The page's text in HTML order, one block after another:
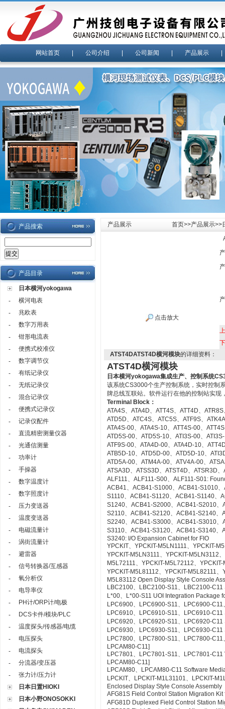
网站首页 公司介绍 公司新闻 产品展示
产品搜索
产品目录
日本横河yokogawa
-
横河电表
-
兆欧表
-
数字万用表
-
钳形电流表
-
便携式校准仪
-
数字调节仪
-
有纸记录仪
-
无纸记录仪
-
混合记录仪
-
便携式记录仪
-
记录仪配件
-
直流精密测量仪器
-
光通信测量
-
功率计
-
手操器
-
数字温度计
-
数字照度计
-
压力变送器
-
温度变送器
-
电磁流量计
-
涡街流量计
-
避雷器
-
信号转换器/互感器
-
氧分析仪
-
电导率仪
-
PH计/ORP计/电极
-
DCS卡件/模块/PLC
-
温度探头/传感器/电缆
-
电压探头
-
电流探头
-
分流器/变压器
-
张力计/压力计
日本日置HIOKI
日本小野ONOSOKKI
产品展示 首页>>产品展示>>
点击放大
ATST4DATST4D横河模块的详细资料：
ATST4D横河模块
日本横河yokogawa集成生产、控制系统
该系统CS3000个生产控制系统，实时控制
牌总线互联站。软件运行在他的控制站实
Terminal Block：
ATA4S、ATA4D、ATT4S、ATT4D、
ATD5D、ATC4S、ATC5S、ATF9S、
ATA4S-00、ATA4S-10、ATT4S-00、
ATD5S-00、ATD5S-10、ATI3S-00、
ATF9S-00、ATA4D-00、ATA4D-10、
ATB5D-10、ATD5D-00、ATD5D-10、
ATD5A-00、ATM4A-00、ATV4A-00、
ATSA3D、ATSS3D、ATST4D、ATSR3D
ALF111、ALF111-S00、ALF111-S01:
ACB41、ACB41-S1000、ACB41-S1010
S1110、ACB41-S1120、ACB41-S1140
S1240、ACB41-S2000、ACB41-S2010
S2110、ACB41-S2120、ACB41-S2140
S2240、ACB41-S3000、ACB41-S3010
S3110、ACB41-S3120、ACB41-S3140
S3240: I/O Expansion Cabinet for FIO
YPCKIT、YPCKIT-M5LN1111、YPCKIT-
YPCKIT-M5LN3111、YPCKIT-M5LN3112
M5L72111、YPCKIT-M5L72112、
YPCKIT-M5L81112、YPCKIT-M5L82111
M5L83112 Open Display Style Console
LBC2100、LBC2100-S11、LBC2100-
L*00、L*00-S11 UOI Integration Package
LPC6900、LPC6900-S11、LPC6900-
LPC6910、LPC6910-S11、LPC6910-
LPC6920、LPC6920-S11、LPC6920-
LPC6930、LPC6930-S11、LPC6930-
LPC7800、LPC7800-S11、LPC7800-
LPCAM80-C11]
LPC7801、LPC7801-S11、LPC7801-
LPCAM80-C11]
LPCAM80、LPCAM80-C11 Software
LPCKIT、LPCKIT-M1L31101、LPCKIT-
Enclosed Display Style Console Assembly
AFG81S Field Control Station Migration Kit
AFG81D Duplexed Field Control Station